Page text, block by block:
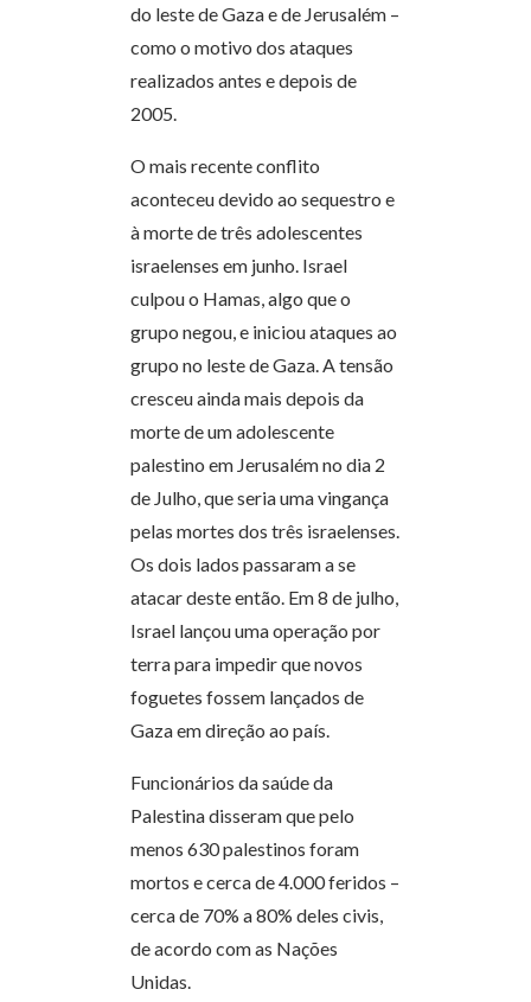
do leste de Gaza e de Jerusalém –
como o motivo dos ataques
realizados antes e depois de
2005.
O mais recente conflito
aconteceu devido ao sequestro e
à morte de três adolescentes
israelenses em junho. Israel
culpou o Hamas, algo que o
grupo negou, e iniciou ataques ao
grupo no leste de Gaza. A tensão
cresceu ainda mais depois da
morte de um adolescente
palestino em Jerusalém no dia 2
de Julho, que seria uma vingança
pelas mortes dos três israelenses.
Os dois lados passaram a se
atacar deste então. Em 8 de julho,
Israel lançou uma operação por
terra para impedir que novos
foguetes fossem lançados de
Gaza em direção ao país.
Funcionários da saúde da
Palestina disseram que pelo
menos 630 palestinos foram
mortos e cerca de 4.000 feridos –
cerca de 70% a 80% deles civis,
de acordo com as Nações
Unidas.